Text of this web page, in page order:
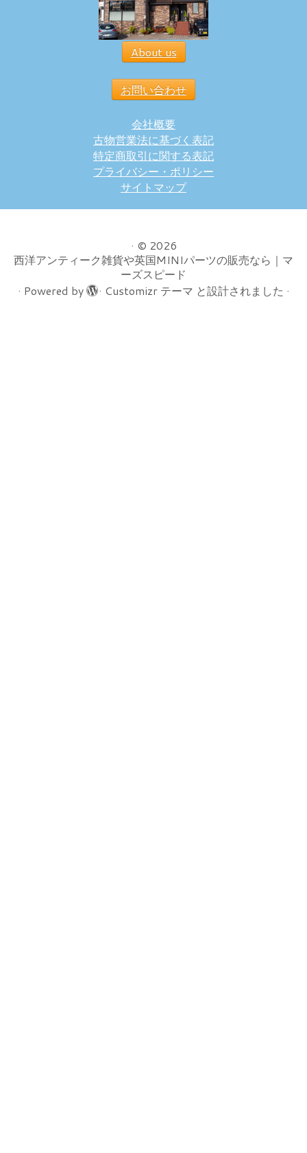
About us
お問い合わせ
会社概要
古物営業法に基づく表記
特定商取引に関する表記
プライバシー・ポリシー
サイトマップ
· © 2026
西洋アンティーク雑貨や英国MINIパーツの販売なら｜マ
ーズスピード
· Powered by · Customizr テーマ と設計されました ·